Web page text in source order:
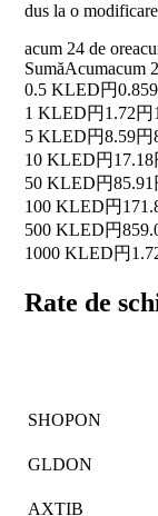
dus la o
acum 24 de ore
SumăAcumacum
0.5 KLED円
1 KLED円1.72円
5 KLED円8.59円
10 KLED円17.18
50 KLED円85.91
100 KLED円
500 KLED円
1000 KLED円
Rate de
SHOPON
GLDON
AXTIB